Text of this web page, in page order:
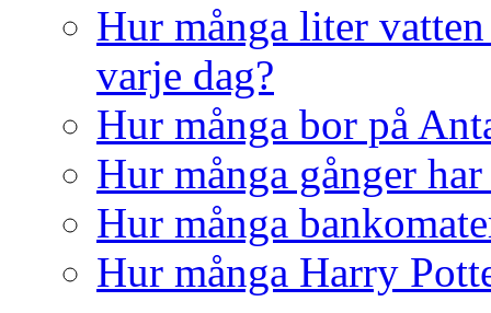
Hur många liter
varje dag?
Hur många bor på
Hur många gånger
Hur många
Hur många Harry